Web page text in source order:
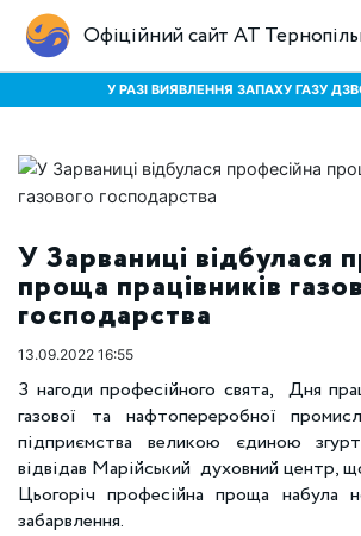
Офіційний сайт АТ
У РАЗІ ВИЯВЛЕННЯ ЗАПАХУ ГАЗУ
У Зарваниці відбулася
проща працівників
господарства
13.09.2022 16:55
З нагоди професійного свята, Дня
газової та нафтопереробної
підприємства великою єдиною
відвідав Марійський духовний центр,
Цьогоріч професійна проща набула
забарвлення.